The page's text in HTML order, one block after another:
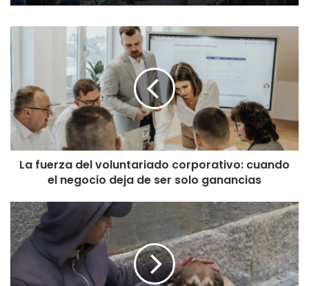
e
r
z
d
o
l
u
n
a
La fuerza del voluntariado corporativo: cuando
el negocio deja de ser solo ganancias
R
e
f
u